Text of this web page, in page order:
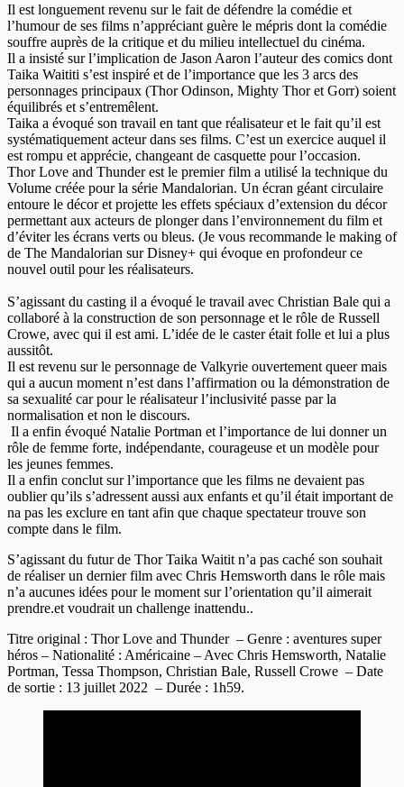
Il est longuement revenu sur le fait de défendre la comédie et
l’humour de ses films n’appréciant guère le mépris dont la comédie
souffre auprès de la critique et du milieu intellectuel du cinéma.
Il a insisté sur l’implication de Jason Aaron l’auteur des comics dont
Taika Waititi s’est inspiré et de l’importance que les 3 arcs des
personnages principaux (Thor Odinson, Mighty Thor et Gorr) soient
équilibrés et s’entremêlent.
Taika a évoqué son travail en tant que réalisateur et le fait qu’il est
systématiquement acteur dans ses films. C’est un exercice auquel il
est rompu et apprécie, changeant de casquette pour l’occasion.
Thor Love and Thunder est le premier film a utilisé la technique du
Volume créée pour la série Mandalorian. Un écran géant circulaire
entoure le décor et projette les effets spéciaux d’extension du décor
permettant aux acteurs de plonger dans l’environnement du film et
d’éviter les écrans verts ou bleus. (Je vous recommande le making of
de The Mandalorian sur Disney+ qui évoque en profondeur ce
nouvel outil pour les réalisateurs.
S’agissant du casting il a évoqué le travail avec Christian Bale qui a
collaboré à la construction de son personnage et le rôle de Russell
Crowe, avec qui il est ami. L’idée de le caster était folle et lui a plus
aussitôt.
Il est revenu sur le personnage de Valkyrie ouvertement queer mais
qui a aucun moment n’est dans l’affirmation ou la démonstration de
sa sexualité car pour le réalisateur l’inclusivité passe par la
normalisation et non le discours.
Il a enfin évoqué Natalie Portman et l’importance de lui donner un
rôle de femme forte, indépendante, courageuse et un modèle pour
les jeunes femmes.
Il a enfin conclut sur l’importance que les films ne devaient pas
oublier qu’ils s’adressent aussi aux enfants et qu’il était important de
na pas les exclure en tant afin que chaque spectateur trouve son
compte dans le film.
S’agissant du futur de Thor Taika Waitit n’a pas caché son souhait
de réaliser un dernier film avec Chris Hemsworth dans le rôle mais
n’a aucunes idées pour le moment sur l’orientation qu’il aimerait
prendre.et voudrait un challenge inattendu..
Titre original : Thor Love and Thunder – Genre : aventures super
héros – Nationalité : Américaine – Avec Chris Hemsworth, Natalie
Portman, Tessa Thompson, Christian Bale, Russell Crowe – Date
de sortie : 13 juillet 2022 – Durée : 1h59.